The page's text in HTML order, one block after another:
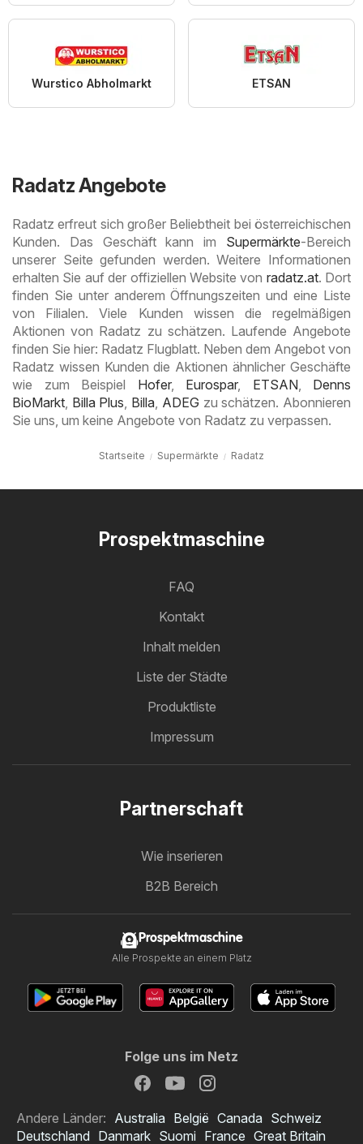
Wurstico Abholmarkt ETSAN
Radatz Angebote
Radatz erfreut sich großer Beliebtheit bei österreichischen
Kunden. Das Geschäft kann im Supermärkte-Bereich
unserer Seite gefunden werden. Weitere Informationen
erhalten Sie auf der offiziellen Website von radatz.at. Dort
finden Sie unter anderem Öffnungszeiten und eine Liste
von Filialen. Viele Kunden wissen die regelmäßigen
Aktionen von Radatz zu schätzen. Laufende Angebote
finden Sie hier: Radatz Flugblatt. Neben dem Angebot von
Radatz wissen Kunden die Aktionen ähnlicher Geschäfte
wie zum Beispiel Hofer, Eurospar, ETSAN, Denns
BioMarkt, Billa Plus, Billa, ADEGzu schätzen. Abonnieren
Sie uns, um keine Angebote von Radatz zu verpassen.
Startseite Supermärkte Radatz
Prospektmaschine
FAQ
Kontakt
Inhalt melden
Liste der Städte
Produktliste
Impressum
Partnerschaft
Wie inserieren
B2B Bereich
Prospektmaschine
Alle Prospekte an einem Platz
Folge uns im Netz
Andere Länder: Australia België Canada Schweiz
Deutschland Danmark Suomi France Great Britain